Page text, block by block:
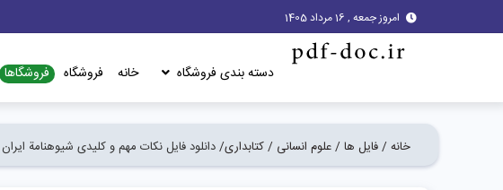
امروز جمعه , 16 مرداد 1405
دسته بندی فروشگاه خانه فروشگاه فروشگاها
خانه /فایل ها /علوم انسانی /کتابداری/دانلود فایل نکات مهم و کلیدی شیوهنامة